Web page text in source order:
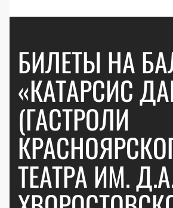
БИЛЕТЫ НА
«КАТАРСИС
(ГАСТРОЛИ
ТЕАТРА ИМ.